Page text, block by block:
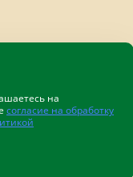
на
согласие на обработку